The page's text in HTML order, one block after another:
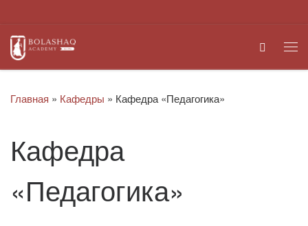
Search
Главная » Кафедры » Кафедра «Педагогика»
Кафедра
«Педагогика»